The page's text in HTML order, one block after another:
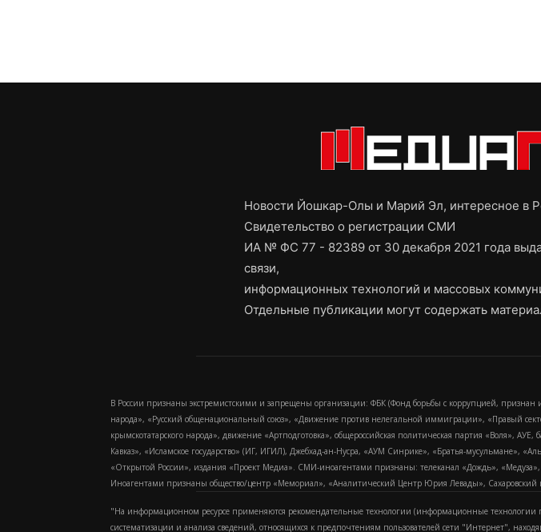
Новости Йошкар-Олы и Марий Эл, интересное в
Свидетельство о регистрации СМИ
ИА № ФС 77 - 82389 от 30 декабря 2021 года
связи,
информационных технологий и массовых
Отдельные публикации могут содержать
В России признаны экстремистскими и запрещены организации: ФБК (Фонд борьбы с коррупцией,
народа», «Русский общенациональный союз», «Движение против нелегальной иммиграции», «Правый
крымскотатарского народа», движение «Артподготовка», общероссийская политическая партия «Воля»,
Кавказ», «Исламское государство» (ИГ, ИГИЛ), Джебхад-ан-Нусра, «АУМ Синрике», «Братья-мусульмане»,
«Открытой России», издания «Проект Медиа». СМИ-иноагентами признаны: телеканал «Дождь»,
Иноагентами признаны общество/центр «Мемориал», «Аналитический Центр Юрия Левады», Сахаровский
"На информационном ресурсе применяются рекомендательные технологии (информационные технологии
систематизации и анализа сведений, относящихся к предпочтениям пользователей сети "Интернет",